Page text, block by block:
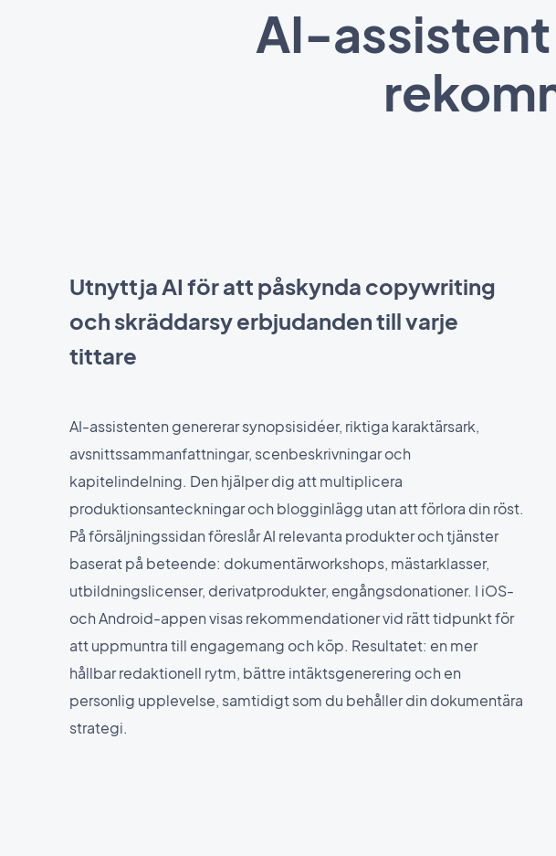
AI-
Utnyttja AI för att påskynda copywriting
och skräddarsy erbjudanden till varje
tittare
AI-assistenten genererar synopsisidéer, riktiga karaktärsark,
avsnittssammanfattningar, scenbeskrivningar och
kapitelindelning. Den hjälper dig att multiplicera
produktionsanteckningar och blogginlägg utan att förlora din röst.
På försäljningssidan föreslår AI relevanta produkter och tjänster
baserat på beteende: dokumentärworkshops, mästarklasser,
utbildningslicenser, derivatprodukter, engångsdonationer. I iOS-
och Android-appen visas rekommendationer vid rätt tidpunkt för
att uppmuntra till engagemang och köp. Resultatet: en mer
hållbar redaktionell rytm, bättre intäktsgenerering och en
personlig upplevelse, samtidigt som du behåller din dokumentära
strategi.